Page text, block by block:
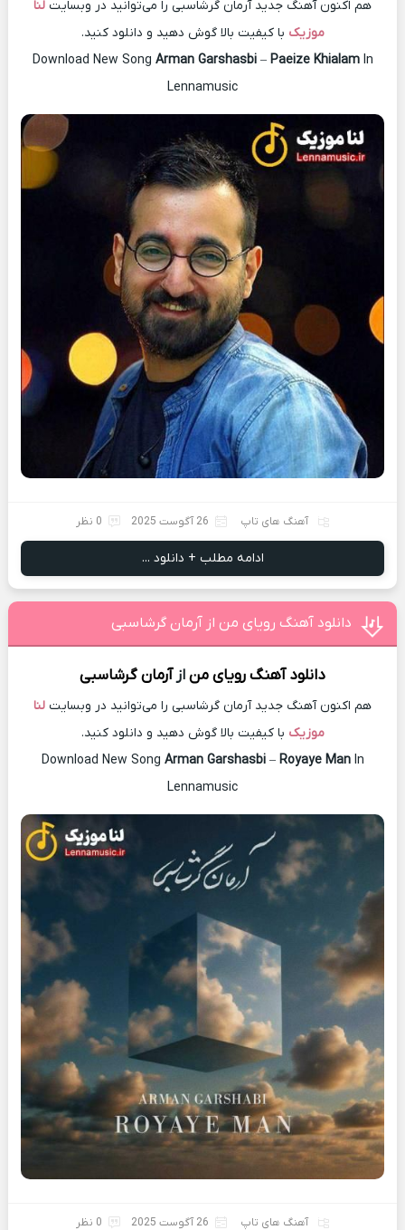
هم اکنون آهنگ جدید آرمان گرشاسبی را می‌توانید در وبسایت لنا
موزیک با کیفیت بالا گوش دهید و دانلود کنید.
Download New Song Arman Garshasbi– Paeize KhialamIn
Lennamusic
آهنگ های تاپ 26 آگوست 2025 0 نظر
ادامه مطلب + دانلود ...
دانلود آهنگ رویای من از آرمان گرشاسبی
دانلود آهنگرویای منازآرمان گرشاسبی
هم اکنون آهنگ جدید آرمان گرشاسبی را می‌توانید در وبسایت لنا
موزیک با کیفیت بالا گوش دهید و دانلود کنید.
Download New Song Arman Garshasbi– Royaye ManIn
Lennamusic
آهنگ های تاپ 26 آگوست 2025 0 نظر